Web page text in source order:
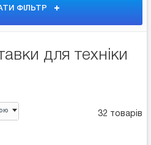
ФІЛЬТР
для техніки
32 товарів